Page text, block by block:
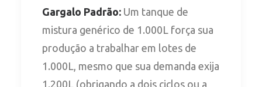
Gargalo Padrão: Um tanque de
mistura genérico de 1.000L força sua
produção a trabalhar em lotes de
1.000L, mesmo que sua demanda exija
1.200L (obrigando a dois ciclos ou a